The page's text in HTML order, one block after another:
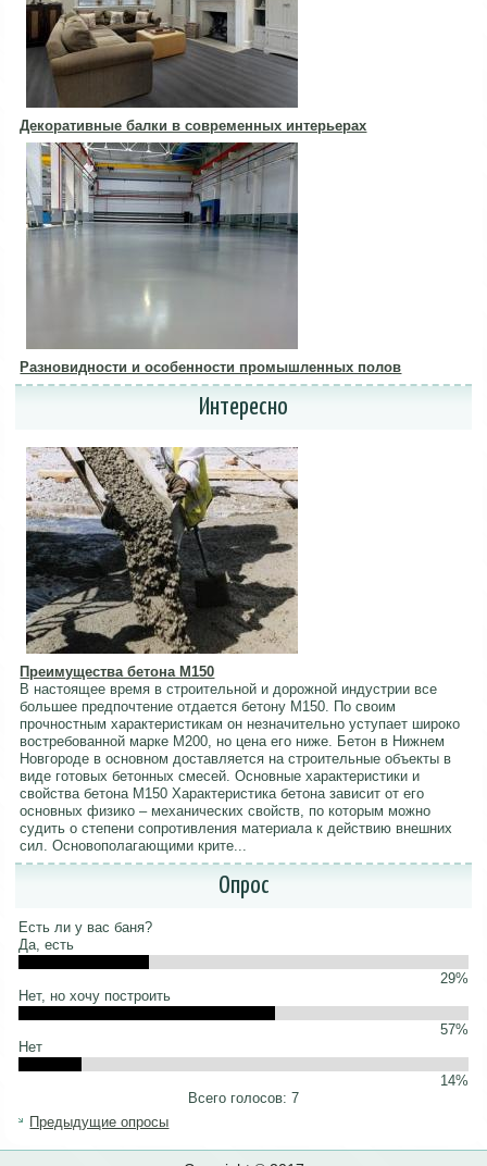
Декоративные балки в современных интерьерах
Разновидности и особенности промышленных полов
Интересно
Преимущества бетона М150
В настоящее время в строительной и дорожной индустрии все
большее предпочтение отдается бетону М150. По своим
прочностным характеристикам он незначительно уступает широко
востребованной марке М200, но цена его ниже. Бетон в Нижнем
Новгороде в основном доставляется на строительные объекты в
виде готовых бетонных смесей. Основные характеристики и
свойства бетона М150 Характеристика бетона зависит от его
основных физико – механических свойств, по которым можно
судить о степени сопротивления материала к действию внешних
сил. Основополагающими крите...
Опрос
Есть ли у вас баня?
Да, есть
29%
Нет, но хочу построить
57%
Нет
14%
Всего голосов: 7
Предыдущие опросы